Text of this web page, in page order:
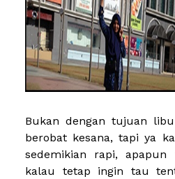
Bukan dengan tujuan
berobat kesana, tapi ya
sedemikian rapi, apapun
kalau tetap ingin tau